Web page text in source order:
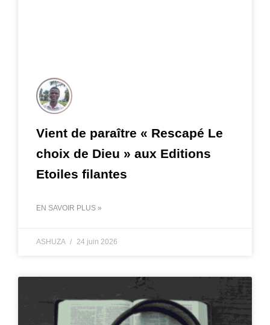
Vient de paraître « Rescapé Le
choix de Dieu » aux Editions
Etoiles filantes
EN SAVOIR PLUS »
ASHUZA 24 juin 2026